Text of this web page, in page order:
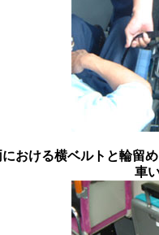
おける横ベルトと輪留
車